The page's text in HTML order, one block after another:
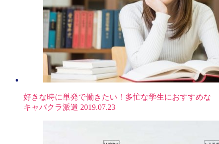
好きな時に単発で働きたい！多忙な学生におすすめな
キャバクラ派遣 2019.07.23